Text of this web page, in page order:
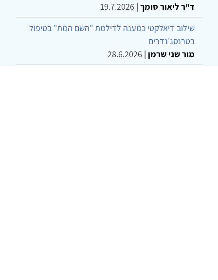
ד"ר ליאור סומך |
19.7.2026
שילוב דיאלקטי כמענה לדילמת "השם המת" בטיפול
בטרנסג'נדרים
מור שני שרמן |
28.6.2026